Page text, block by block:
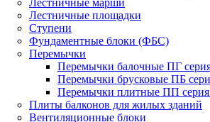
Лестничные марши
Лестничные площадки
Ступени
Фундаментные блоки (ФБС)
Перемычки
Перемычки балочные ПГ
Перемычки брусковые ПБ
Перемычки плитные ПП серия
Плиты балконов для жилых зданий
Вентиляционные блоки